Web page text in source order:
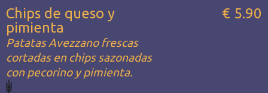
Chips de queso y
pimienta
Patatas Avezzano frescas
cortadas en chips sazonadas
con pecorino y pimienta.
€ 5.90